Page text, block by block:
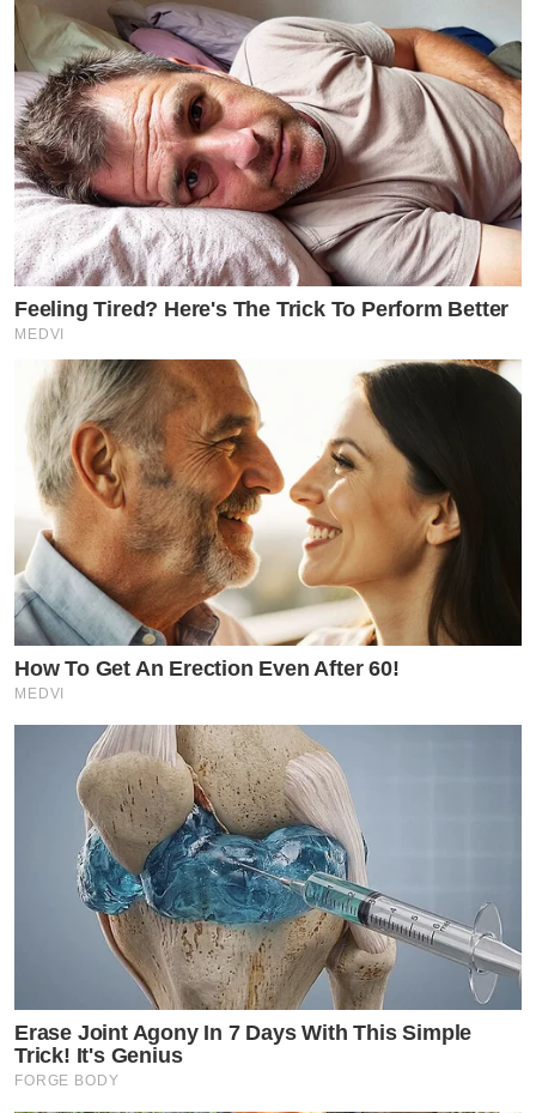
Feeling Tired? Here's The Trick To Perform Better
MEDVI
How To Get An Erection Even After 60!
MEDVI
Erase Joint Agony In 7 Days With This Simple
Trick! It's Genius
FORGE BODY